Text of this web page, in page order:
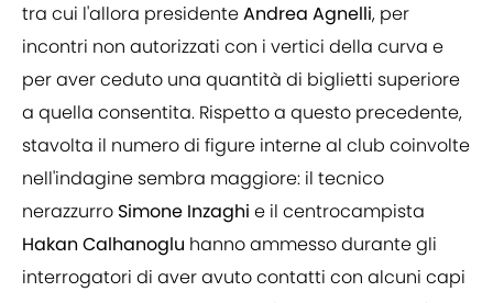
tra cui l'allora presidenteAndrea Agnelli, per
incontri non autorizzati con i vertici della curva e
per aver ceduto una quantità di biglietti superiore
a quella consentita. Rispetto a questo precedente,
stavolta il numero di figure interne al club coinvolte
nell'indagine sembra maggiore: il tecnico
nerazzurro Simone Inzaghi e il centrocampista
Hakan Calhanoglu hanno ammesso durante gli
interrogatori di aver avuto contatti con alcuni capi